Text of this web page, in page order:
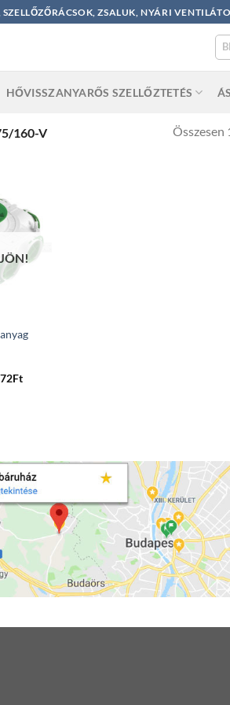
ZSALUK, NYÁRI
HŐVISSZANYARŐS SZELLŐZTETÉS
160-V Összesen
FtPrice